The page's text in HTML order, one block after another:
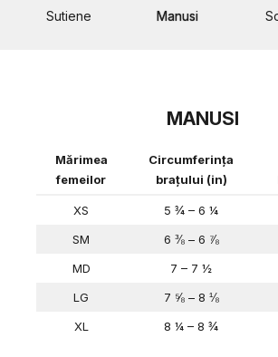
Sutiene Manusi
MANUSI
Mărimea
femeilor
Circumferința
brațului (in)
XS 5 ¾ – 6 ¼
SM
6 ⅜ – 6 ⅞
MD
7 – 7 ½
LG
7 ⅝ – 8 ⅛
XL
8 ¼ – 8 ¾